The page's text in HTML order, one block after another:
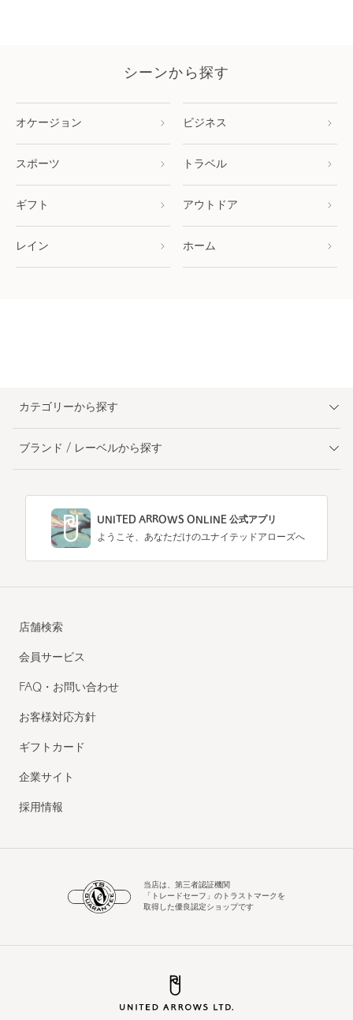
シーンから探す
オケージョン ビジネス
スポーツ トラベル
ギフト アウトドア
レイン ホーム
カテゴリーから探す
ブランド / レーベルから探す
UNITED ARROWS ONLINE 公式アプリ
ようこそ、あなただけのユナイテッドアローズへ
店舗検索
会員サービス
FAQ・お問い合わせ
お客様対応方針
ギフトカード
企業サイト
採用情報
当店は、第三者認証機関
「トレードセーフ」のトラストマークを
取得した優良認定ショップです